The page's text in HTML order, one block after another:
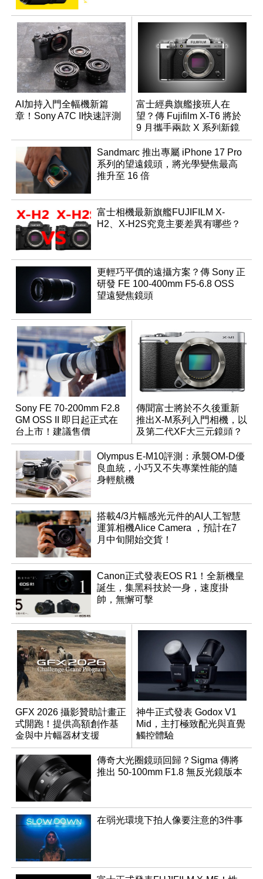
AI加持入門全幅機新篇
章！Sony A7C II快速評測
富士經典旗艦接班人在
望？傳 Fujifilm X-T6 將於
9 月攜手兩款 X 系列新鏡
頭登場
Sandmarc 推出專屬 iPhone 17 Pro
系列的望遠鏡頭，將光學變焦最高
推升至 16 倍
富士相機最新旗艦FUJIFILM X-
H2、X-H2S究竟主要差異有哪些？
更輕巧平價的遠攝方案？傳 Sony 正
研發 FE 100-400mm F5-6.8 OSS
望遠變焦鏡頭
Sony FE 70-200mm F2.8
GM OSS II 即日起正式在
台上市！建議售價
NT$76,980
傳聞富士將於不久後重新
推出X-M系列入門相機，以
及第二代XF大三元鏡頭？
Olympus E-M10評測：承襲OM-D優
良血統，小巧又不失專業性能的隨
身輕航機
搭載4/3片幅感光元件的AI人工智慧
運算相機Alice Camera ，預計在7
月中旬開始交貨！
Canon正式發表EOS R1！全新機皇
誕生，集黑科技於一身，速度掛
帥，無懈可擊
GFX 2026 攝影贊助計畫正
式開跑！提供高額創作基
金與中片幅器材支援
神牛正式發表 Godox V1
Mid，主打極致配光與直覺
觸控體驗
傳奇大光圈鏡頭回歸？Sigma 傳將
推出 50-100mm F1.8 無反光鏡版本
在弱光環境下拍人像要注意的3件事